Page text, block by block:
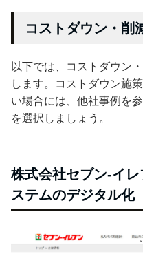
コストダウン・削
以下では、コストダウン
します。コストダウン施
い場合には、他社事例を
を選択しましょう。
株式会社セブン‐イ
ステムのデジタル化